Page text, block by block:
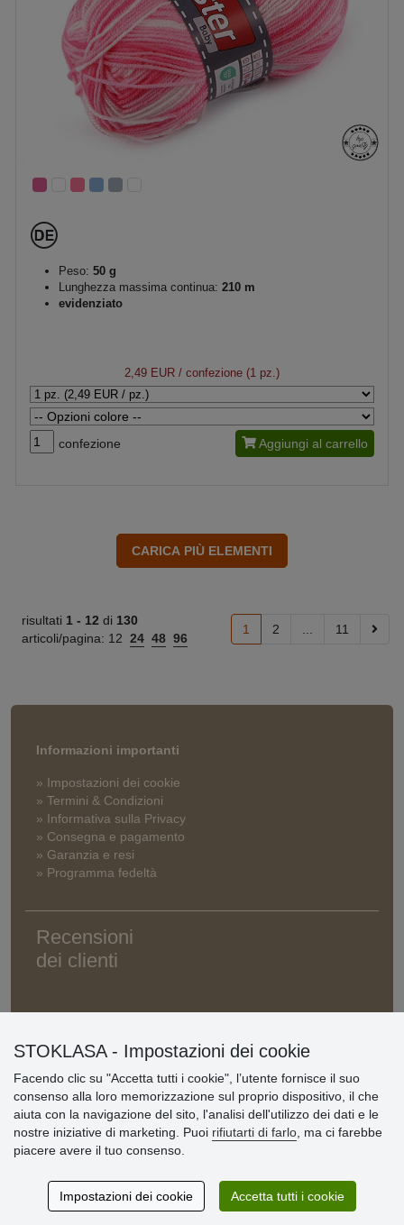
Peso: 50 g
Lunghezza massima continua: 210 m
evidenziato
2,49 EUR / confezione (1 pz.)
confezione Aggiungi al carrello
risultati 1 - 12 di 130
articoli/pagina: 12 24 48 96
1 2 11
Informazioni importanti
» Impostazioni dei cookie
» Termini & Condizioni
» Informativa sulla Privacy
» Consegna e pagamento
» Garanzia e resi
» Programma fedeltà
Recensioni
dei clienti
© Stoklasa textilní galanterie s.r.o. 2026.
STOKLASA - Impostazioni dei cookie
Facendo clic su "Accetta tutti i cookie", l’utente fornisce il suo
consenso alla loro memorizzazione sul proprio dispositivo, il che
aiuta con la navigazione del sito, l'analisi dell'utilizzo dei dati e le
nostre iniziative di marketing. Puoi rifiutarti di farlo , ma ci farebbe
piacere avere il tuo consenso.
Impostazioni dei cookie Accetta tutti i cookie